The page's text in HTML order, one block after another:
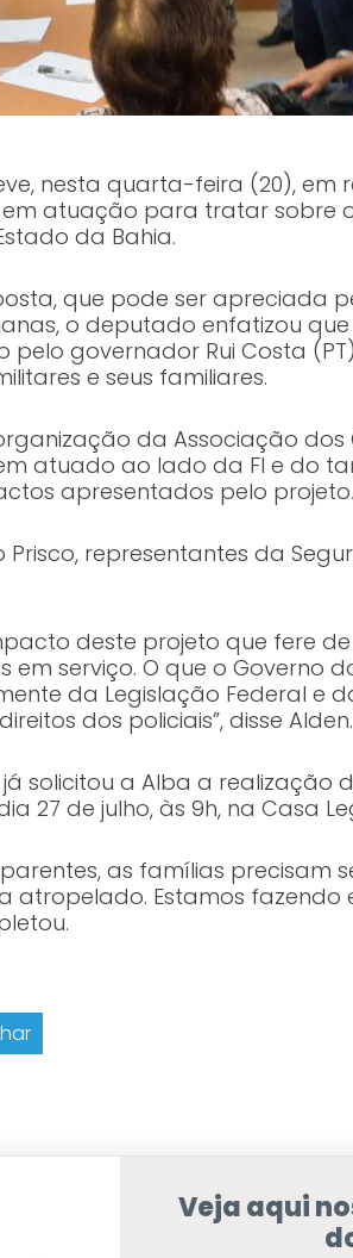
nesta quarta-feira (20), em
atuação para tratar sobre o
da Bahia.
que pode ser apreciada
o deputado enfatizou
governador Rui Costa
e seus familiares.
da Associação dos
atuado ao lado da FI e do
apresentados pelo projeto.
representantes da
deste projeto que fere
serviço. O que o Governo
da Legislação Federal e
dos policiais”, disse Alden.
solicitou a Alba a realização
27 de julho, às 9h, na Casa
as famílias precisam
atropelado. Estamos
Veja aqui